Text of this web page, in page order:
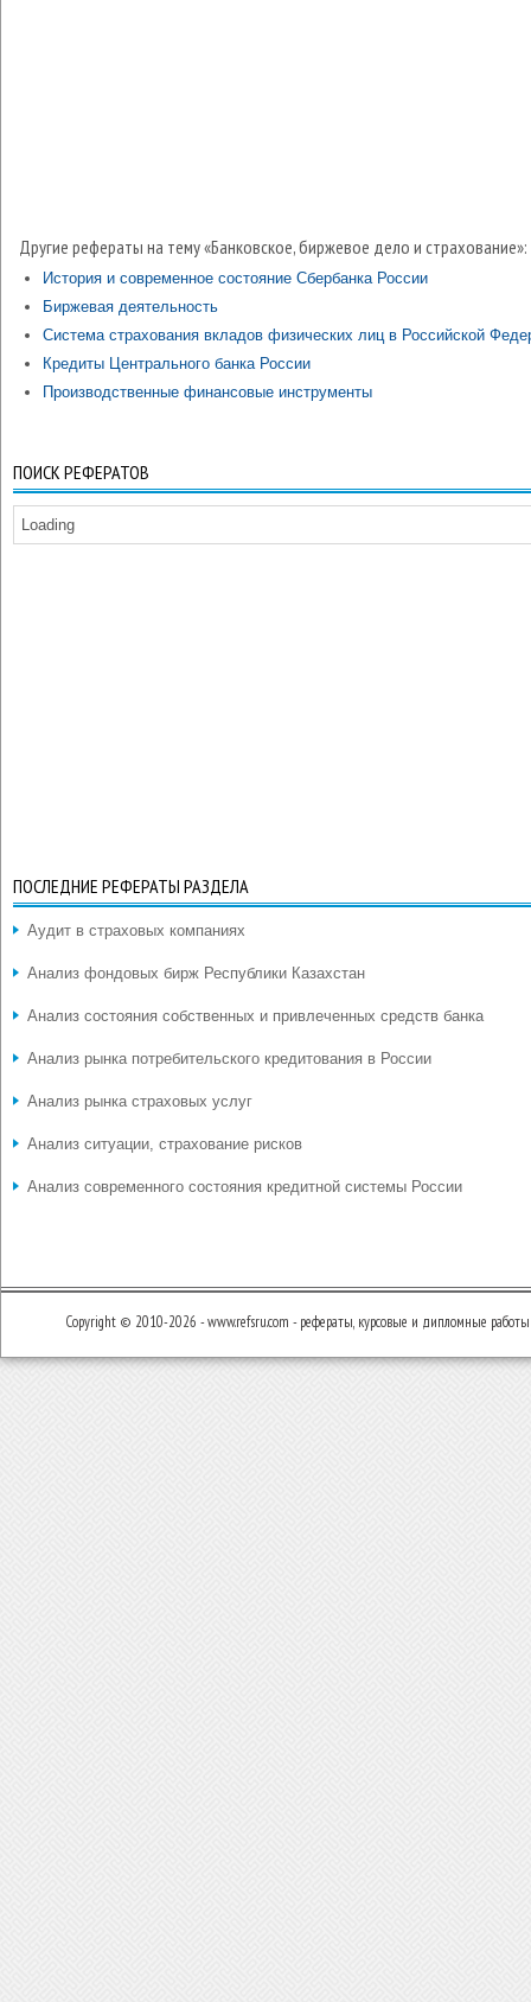
Другие рефераты на тему «Банковское, биржевое дело и страхование»:
История и современное состояние Сбербанка России
Биржевая деятельность
Система страхования вкладов физических лиц в Российской
Кредиты Центрального банка России
Производственные финансовые инструменты
ПОИСК РЕФЕРАТОВ
Loading
ПОСЛЕДНИЕ РЕФЕРАТЫ РАЗДЕЛА
Аудит в страховых компаниях
Анализ фондовых бирж Республики Казахстан
Анализ состояния собственных и привлеченных средств банка
Анализ рынка потребительского кредитования в России
Анализ рынка страховых услуг
Анализ ситуации, страхование рисков
Анализ современного состояния кредитной системы России
Copyright © 2010-2026 - www.refsru.com - рефераты, курсовые и дипломные работы